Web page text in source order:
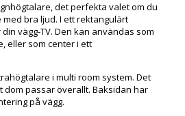
det perfekta valet om du
bra ljud. I ett rektangulärt
vägg-TV. Den kan användas som
eller som center i ett
i multi room system. Det
passar överallt. Baksidan har
på vägg.